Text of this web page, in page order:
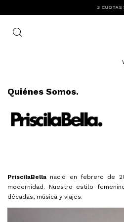
3 CUOTAS SIN INTERÉS y 6 CUOTAS SIN
Quiénes Somos.
PriscilaBella nació en febrero de
modernidad. Nuestro estilo
décadas, música y viajes.